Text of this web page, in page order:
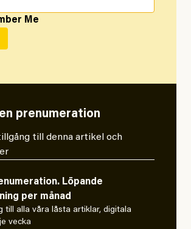
Me
prenumeration
till denna artikel och
Löpande
per månad
till alla våra låsta artiklar, digitala
vecka